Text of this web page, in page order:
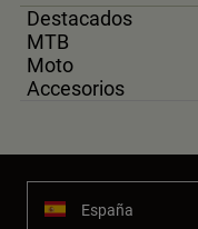
Destacados
MTB
Moto
Accesorios
España